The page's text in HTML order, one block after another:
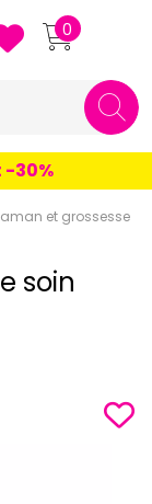
Grande
0
30%
et grossesse
soin